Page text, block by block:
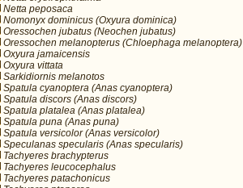
Netta peposaca
Nomonyx dominicus (Oxyura dominica)
Oressochen jubatus (Neochen jubatus)
Oressochen melanopterus (Chloephaga melanoptera)
Oxyura jamaicensis
Oxyura vittata
Sarkidiornis melanotos
Spatula cyanoptera (Anas cyanoptera)
Spatula discors (Anas discors)
Spatula platalea (Anas platalea)
Spatula puna (Anas puna)
Spatula versicolor (Anas versicolor)
Speculanas specularis (Anas specularis)
Tachyeres brachypterus
Tachyeres leucocephalus
Tachyeres patachonicus